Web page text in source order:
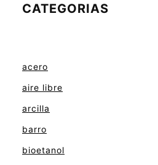
CATEGORIAS
acero
aire libre
arcilla
barro
bioetanol